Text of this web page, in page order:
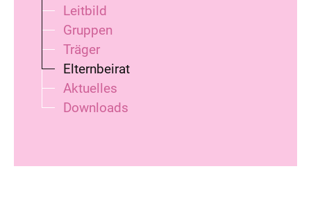
Leitbild
Gruppen
Träger
Elternbeirat
Aktuelles
Downloads